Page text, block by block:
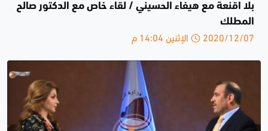
بلا اقنعة مع هيفاء الحسيني / لقاء خاص مع الدكتور صالح
المطلك
2020/12/07 الإثنين 14:04 م